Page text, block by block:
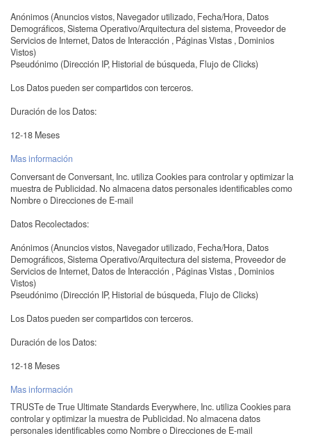
Anónimos (Anuncios vistos, Navegador utilizado, Fecha/Hora, Datos
Demográficos, Sistema Operativo/Arquitectura del sistema, Proveedor de
Servicios de Internet, Datos de Interacción , Páginas Vistas , Dominios
Vistos)
Pseudónimo (Dirección IP, Historial de búsqueda, Flujo de Clicks)
Los Datos pueden ser compartidos con terceros.
Duración de los Datos:
12-18 Meses
Mas información
Conversant de Conversant, Inc. utiliza Cookies para controlar y optimizar la
muestra de Publicidad. No almacena datos personales identificables como
Nombre o Direcciones de E-mail
Datos Recolectados:
Anónimos (Anuncios vistos, Navegador utilizado, Fecha/Hora, Datos
Demográficos, Sistema Operativo/Arquitectura del sistema, Proveedor de
Servicios de Internet, Datos de Interacción , Páginas Vistas , Dominios
Vistos)
Pseudónimo (Dirección IP, Historial de búsqueda, Flujo de Clicks)
Los Datos pueden ser compartidos con terceros.
Duración de los Datos:
12-18 Meses
Mas información
TRUSTe de True Ultimate Standards Everywhere, Inc. utiliza Cookies para
controlar y optimizar la muestra de Publicidad. No almacena datos
personales identificables como Nombre o Direcciones de E-mail